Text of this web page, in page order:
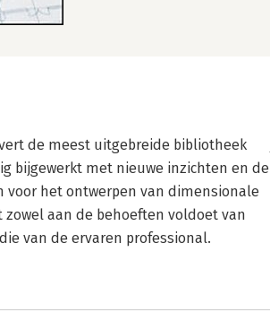
de meest uitgebreide bibliotheek
bijgewerkt met nieuwe inzichten en de
het ontwerpen van dimensionale
aan de behoeften voldoet van
van de ervaren professional.